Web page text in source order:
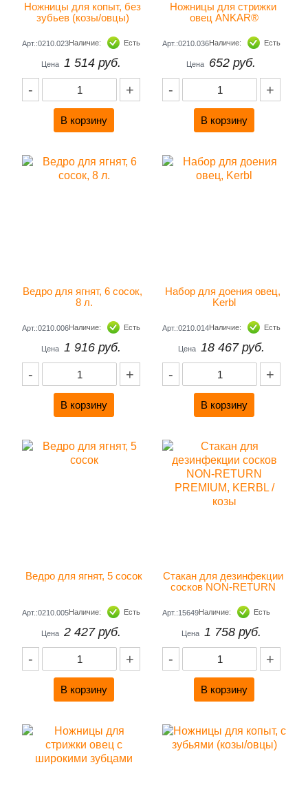
Ножницы для копыт, без
зубьев (козы/овцы)
Арт.:0210.023Наличие: Есть
Цена 1 514 руб.
- +
Ножницы для стрижки
овец ANKAR®
Арт.:0210.036Наличие: Есть
Цена 652 руб.
- +
Ведро для ягнят, 6 сосок,
8 л.
Арт.:0210.006Наличие: Есть
Цена 1 916 руб.
- +
Набор для доения овец,
Kerbl
Арт.:0210.014Наличие: Есть
Цена 18 467 руб.
- +
Ведро для ягнят, 5 сосок
Арт.:0210.005Наличие: Есть
Цена 2 427 руб.
- +
Стакан для дезинфекции
сосков NON-RETURN
Арт.:15649Наличие: Есть
Цена 1 758 руб.
- +